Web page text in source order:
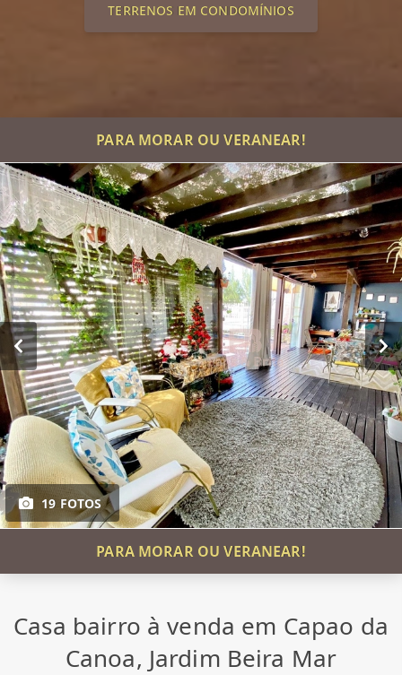
TERRENOS EM CONDOMÍNIOS
PARA MORAR OU VERANEAR!
19 FOTOS
PARA MORAR OU VERANEAR!
Casa bairro à venda em Capao da
Canoa, Jardim Beira Mar